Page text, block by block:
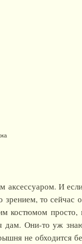
И
то сейчас
костюмом просто,
дам. Они-то уж
не обходится